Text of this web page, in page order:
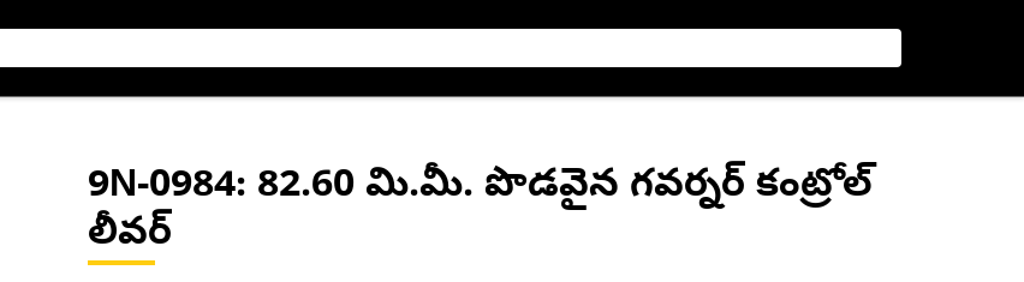
9N-0984: 82.60 మి.మీ. పొడవైన గవర్నర్ కంట్రోల్
లీవర్